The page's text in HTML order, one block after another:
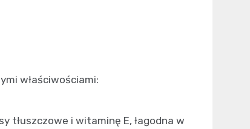
właściwościami:
tłuszczowe i witaminę E, łagodna w